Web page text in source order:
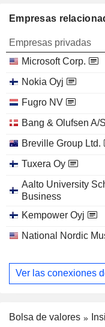
Empresas
Empresas privadas
Microsoft Corp.
Nokia Oyj
Fugro NV
Bang & Olufsen A/S
Breville Group Ltd.
Tuxera Oy
Aalto University
Business
Kempower Oyj
National Nordic
Ver las conexiones
Bolsa de valores